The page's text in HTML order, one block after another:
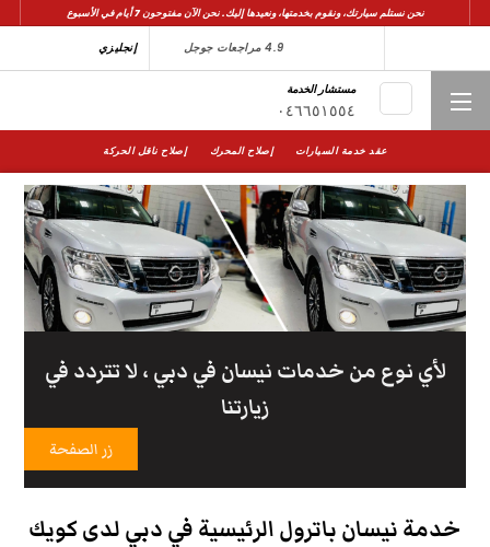
نحن نستلم سيارتك، ونقوم بخدمتها، ونعيدها إليك. نحن الآن مفتوحون 7 أيام في الأسبوع
إنجليزي 4.9 مراجعات جوجل
مستشار الخدمة
٠٤٦٦٥١٥٥٤
إصلاح ناقل الحركة إصلاح المحرك عقد خدمة السيارات
لأي نوع من خدمات نيسان في دبي ، لا تتردد في
زيارتنا
زر الصفحة
خدمة نيسان باترول الرئيسية في دبي لدى كويك